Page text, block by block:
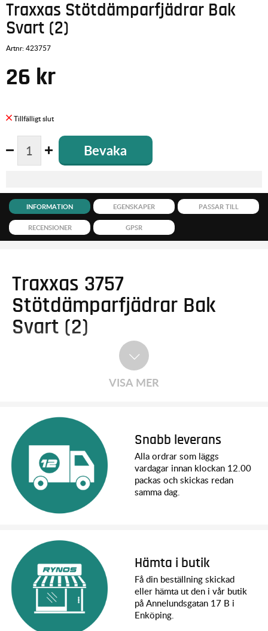
Traxxas Stötdämparfjädrar Bak
Svart (2)
Artnr:423757
26 kr
Bevaka
INFORMATION EGENSKAPER PASSAR TILL
RECENSIONER GPSR
Traxxas 3757
Stötdämparfjädrar Bak
Svart (2)
VISA MER
Snabb leverans
Alla ordrar som läggs
vardagar innan klockan 12.00
packas och skickas redan
samma dag.
Hämta i butik
Få din beställning skickad
eller hämta ut den i vår butik
på Annelundsgatan 17 B i
Enköping.